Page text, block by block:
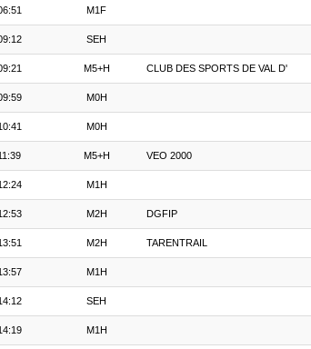
M1F
SEH
M5+H CLUB DES SPORTS DE VAL D'
M0H
M0H
M5+H VEO 2000
M1H
M2H DGFIP
M2H TARENTRAIL
M1H
SEH
M1H